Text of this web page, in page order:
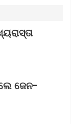
ପ୍ରାଚୀନ
କରିଥିଲା
ଜେନ-